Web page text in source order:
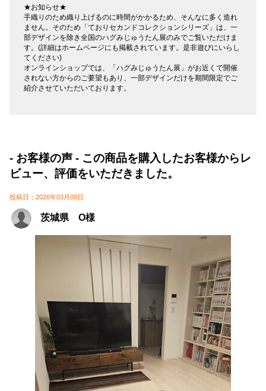
★お知らせ★
手織りのため織り上げるのに時間がかかるため、そんなに多く造れ
ません。そのため「ておりセカンドコレクションシリーズ」は、一
部デザインを除き全国のハグみじゅうたん展のみでご覧いただけま
す。(詳細はホームページにも掲載されています。是非遊びにいらし
てください)
オンラインショップでは、「ハグみじゅうたん展」がお近くで開催
されない方からのご要望もあり、一部デザインだけを期間限定でご
紹介させていただいております。
- お客様の声 - この商品を購入したお客様からレ
ビュー、評価をいただきました。
投稿日：2026年03月08日
茨城県 O様